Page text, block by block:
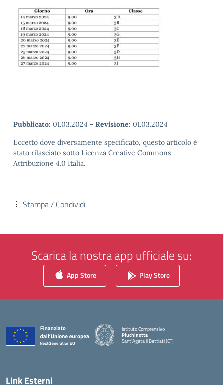
Pubblicato: 01.03.2024 - Revisione: 01.03.2024
Eccetto dove diversamente specificato, questo articolo è
stato rilasciato sotto Licenza Creative Commons
Attribuzione 4.0 Italia.
Stampa / Condividi
Scarica la nostra app ufficiale su:
App Store Play Store
Istituto Comprensivo
Pluchinotta
Sant'Agata li Battiati (CT)
— Visita la pagina iniziale della scuola
Link Esterni